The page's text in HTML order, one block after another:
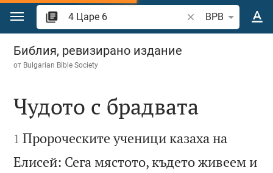
Преминете към съдържанието
Търсете стих или
BPB
4 Царе 6
Библия, ревизирано издание
от Bulgarian Bible Society

Чудото с брадвата

1 Пророческите ученици казаха на
Елисей: Сега мястото, където живеем и